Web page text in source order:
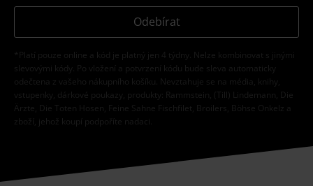
Odebírat
*Platí pouze online a kód je platný jen 4 týdny. Nelze kombinovat s jinými
slevovými kódy. Po vložení a potvrzení kódu bude sleva automaticky
odečtena z vašeho nákupního košíku. Nevztahuje se na média, knihy,
vstupenky, dárkové poukazy, produkty: Rammstein, (Till) Lindemann, Die
Ärzte, Die Toten Hosen, Feine Sahne Fischfilet, Broilers, Böhse Onkelz a
zboží, jehož koupí podpoříte nadaci.